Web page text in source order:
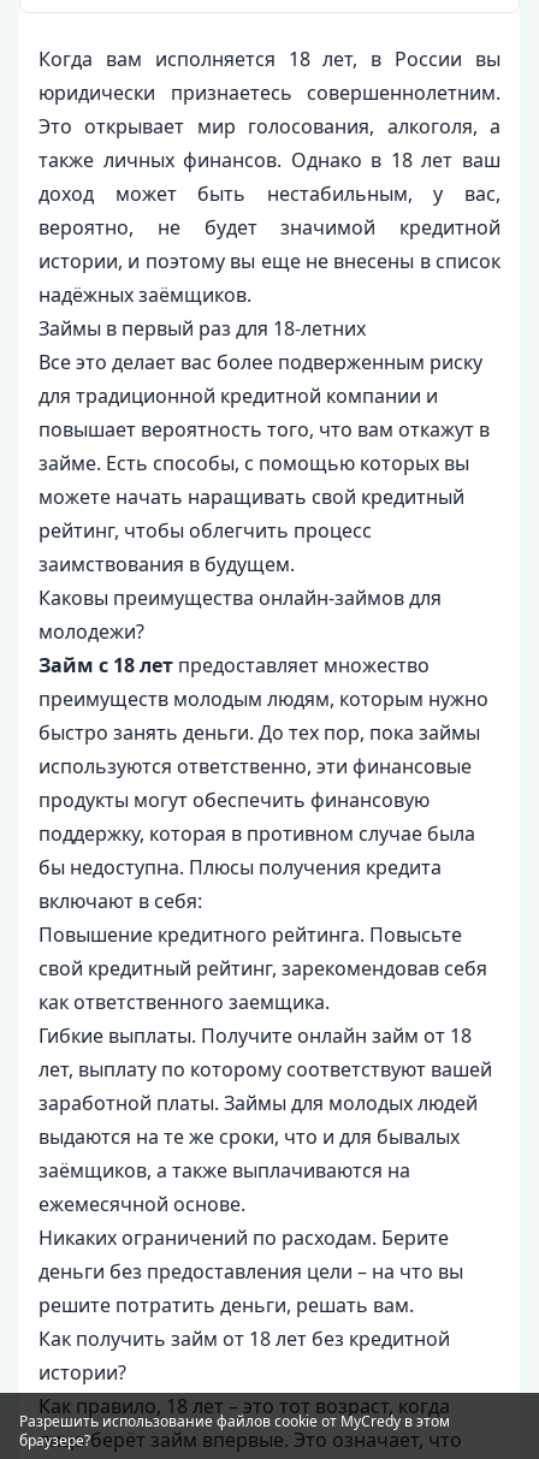
Когда вам исполняется 18 лет, в России вы
юридически признаетесь совершеннолетним.
Это открывает мир голосования, алкоголя, а
также личных финансов. Однако в 18 лет ваш
доход может быть нестабильным, у вас,
вероятно, не будет значимой кредитной
истории, и поэтому вы еще не внесены в список
надёжных заёмщиков.
Займы в первый раз для 18-летних
Все это делает вас более подверженным риску
для традиционной кредитной компании и
повышает вероятность того, что вам откажут в
займе. Есть способы, с помощью которых вы
можете начать наращивать свой кредитный
рейтинг, чтобы облегчить процесс
заимствования в будущем.
Каковы преимущества онлайн-займов для
молодежи?
Займ с 18 лет предоставляет множество
преимуществ молодым людям, которым нужно
быстро занять деньги. До тех пор, пока займы
используются ответственно, эти финансовые
продукты могут обеспечить финансовую
поддержку, которая в противном случае была
бы недоступна. Плюсы получения кредита
включают в себя:
Повышение кредитного рейтинга. Повысьте
свой кредитный рейтинг, зарекомендовав себя
как ответственного заемщика.
Гибкие выплаты. Получите онлайн займ от 18
лет, выплату по которому соответствуют вашей
заработной платы. Займы для молодых людей
выдаются на те же сроки, что и для бывалых
заёмщиков, а также выплачиваются на
ежемесячной основе.
Никаких ограничений по расходам. Берите
деньги без предоставления цели – на что вы
решите потратить деньги, решать вам.
Как получить займ от 18 лет без кредитной
истории?
Как правило, 18 лет – это тот возраст, когда
лицо берёт займ впервые. Это означает, что
Разрешить использование файлов cookie от MyCredy в этом
браузере?